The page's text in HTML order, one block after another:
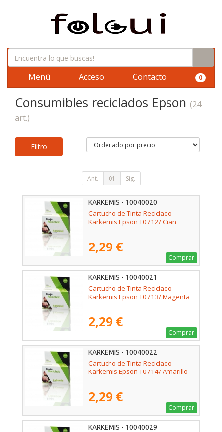
Menú Acceso Contacto 0
Consumibles reciclados Epson (24
art.)
Filtro
Ant. 01 Sig.
KARKEMIS - 10040020
Cartucho de Tinta Reciclado
Karkemis Epson T0712/ Cian
2,29 €
Comprar
KARKEMIS - 10040021
Cartucho de Tinta Reciclado
Karkemis Epson T0713/ Magenta
2,29 €
Comprar
KARKEMIS - 10040022
Cartucho de Tinta Reciclado
Karkemis Epson T0714/ Amarillo
2,29 €
Comprar
KARKEMIS - 10040029